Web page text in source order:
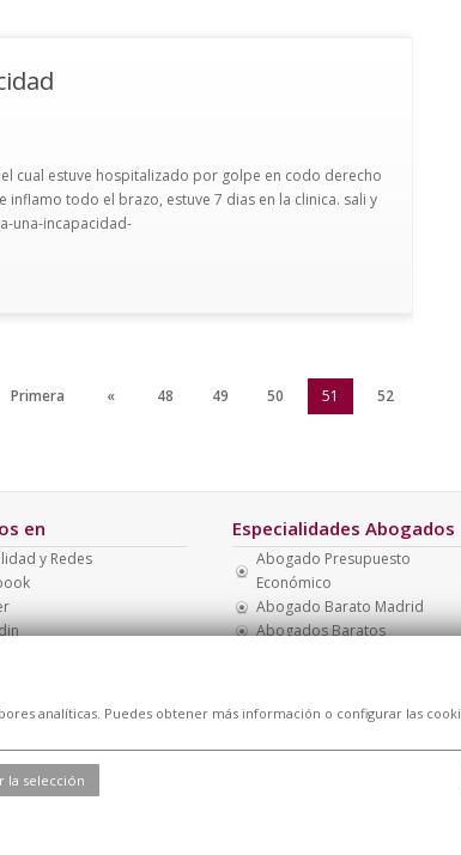
cual estuve hospitalizado por golpe en codo derecho
todo el brazo, estuve 7 dias en la clinica. sali y
una-incapacidad-
Primera « 48 49 50 51 52
en
y Redes
Especialidades Abogados
Abogado Presupuesto
Económico
Abogado Barato Madrid
Abogados Baratos
| Todos los derechos
analíticas. Puedes obtener más información o configurar las
la selección